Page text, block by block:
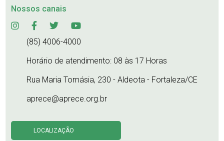
Nossos canais
(85) 4006-4000
Horário de atendimento: 08 às 17 Horas
Rua Maria Tomásia, 230 - Aldeota - Fortaleza/CE
aprece@aprece.org.br
LOCALIZAÇÃO